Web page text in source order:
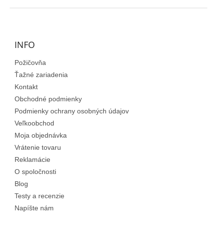
Z
INFO
Požičovňa
Ťažné zariadenia
Kontakt
Obchodné podmienky
Podmienky ochrany osobných údajov
Veľkoobchod
Moja objednávka
Vrátenie tovaru
Reklamácie
O spoločnosti
Blog
Testy a recenzie
Napíšte nám